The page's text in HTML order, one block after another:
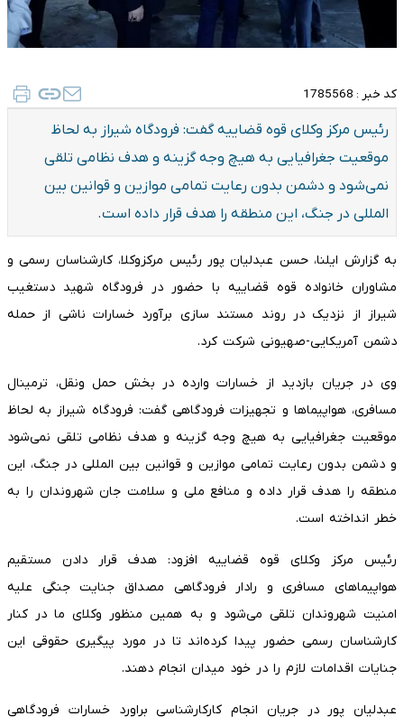
کد خبر : 1785568
رئیس مرکز وکلای قوه قضاییه گفت: فرودگاه شیراز به لحاظ
موقعیت جغرافیایی به هیچ وجه گزینه و هدف نظامی تلقی
نمی‌شود و دشمن بدون رعایت تمامی موازین و قوانین بین
المللی در جنگ، این منطقه را هدف قرار داده است.
به گزارش ایلنا، حسن عبدلیان پور رئیس مرکزوکلا، کارشناسان رسمی و
مشاوران خانواده قوه قضاییه با حضور در فرودگاه شهید دستغیب
شیراز از نزدیک در روند مستند سازی برآورد خسارات ناشی از حمله
دشمن آمریکایی-صهیونی شرکت کرد.
وی در جریان بازدید از خسارات وارده در بخش حمل ونقل، ترمینال
مسافری، هواپیما‌ها و تجهیزات فرودگاهی گفت: فرودگاه شیراز به لحاظ
موقعیت جغرافیایی به هیچ وجه گزینه و هدف نظامی تلقی نمی‌شود
و دشمن بدون رعایت تمامی موازین و قوانین بین المللی در جنگ، این
منطقه را هدف قرار داده و منافع ملی و سلامت جان شهروندان را به
خطر انداخته است.
رئیس مرکز وکلای قوه قضاییه افزود: هدف قرار دادن مستقیم
هواپیما‌های مسافری و رادار فرودگاهی مصداق جنایت جنگی علیه
امنیت شهروندان تلقی می‌شود و به همین منظور وکلای ما در کنار
کارشناسان رسمی حضور پیدا کرده‌اند تا در مورد پیگیری حقوقی این
جنایات اقدامات لازم را در خود میدان انجام دهند.
عبدلیان پور در جریان انجام کارکارشناسی براورد خسارات فرودگاهی